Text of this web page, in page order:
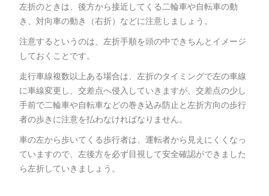
左折のときは、後方から接近してくる二輪車や自転車の動
き、対向車の動き（右折）などに注意しましょう。
注意するというのは、左折手順を頭の中できちんとイメージ
しておくことです。
走行車線複数以上ある場合は、左折のタイミングで左の車線
に車線変更し、交差点へ侵入していきますが、交差点の少し
手前で二輪車や自転車などの巻き込み防止と左折方向の歩行
者の歩きに注意を払わなければなりません。
車の左から歩いてくる歩行者は、運転者から見えにくくなっ
ていますので、左後方を必ず目視して安全確認ができました
ら左折していきましょう。